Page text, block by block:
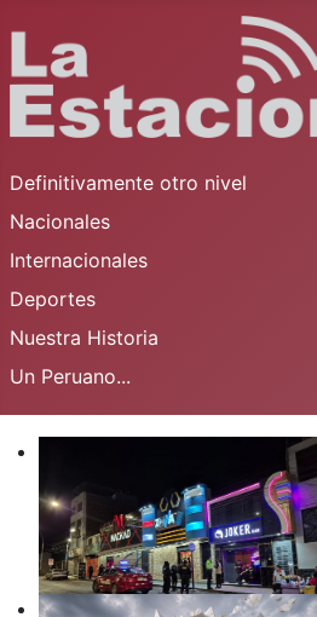
Definitivamente otro nivel
Nacionales
Internacionales
Deportes
Nuestra Historia
Un Peruano...